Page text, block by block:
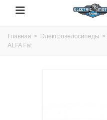
Главная > Электровелосипеды >
ALFA Fat